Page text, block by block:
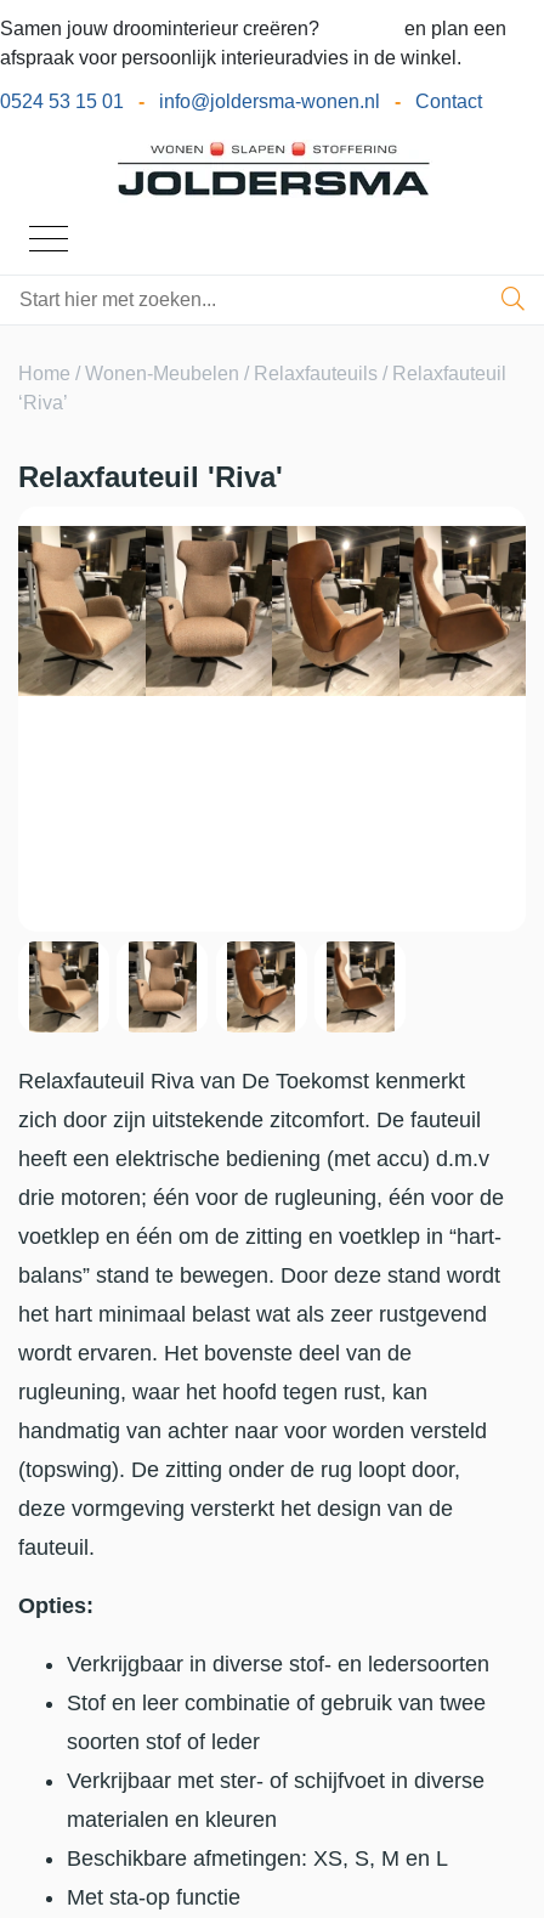
Samen jouw droominterieur creëren?
en plan een
afspraak voor persoonlijk interieuradvies in de winkel.
0524 53 15 01 - info@joldersma-wonen.nl - Contact
Home /Wonen-Meubelen / Relaxfauteuils / Relaxfauteuil
‘Riva’
Relaxfauteuil 'Riva'
Relaxfauteuil Riva van De Toekomst kenmerkt
zich door zijn uitstekende zitcomfort. De fauteuil
heeft een elektrische bediening (met accu) d.m.v
drie motoren; één voor de rugleuning, één voor de
voetklep en één om de zitting en voetklep in “hart-
balans” stand te bewegen. Door deze stand wordt
het hart minimaal belast wat als zeer rustgevend
wordt ervaren. Het bovenste deel van de
rugleuning, waar het hoofd tegen rust, kan
handmatig van achter naar voor worden versteld
(topswing). De zitting onder de rug loopt door,
deze vormgeving versterkt het design van de
fauteuil.
Opties:
Verkrijgbaar in diverse stof- en ledersoorten
Stof en leer combinatie of gebruik van twee
soorten stof of leder
Verkrijbaar met ster- of schijfvoet in diverse
materialen en kleuren
Beschikbare afmetingen: XS, S, M en L
Met sta-op functie